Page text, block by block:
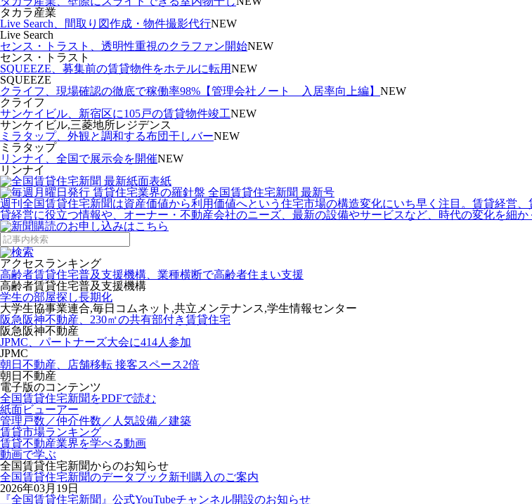
タカラ産業
Live Search、間取り図作成・物件撮影代行NEW
Live Search
センス・トラスト、透明性重視のクラファン開始NEW
センス・トラスト
SQUEEZE、募集前の賃貸物件をホテルに転用NEW
SQUEEZE
クライフ、現場確認の徹底で稼働率98%【管理会社ノート 入居率向上編】 NEW
クライフ
サンケイビル、新宿区に105戸の賃貸物件竣工NEW
サンケイビル,三菱地所レジデンス
ミラタップ、外観と調和する布団干しバーNEW
ミラタップ
リンナイ、全国で展示会を開催NEW
リンナイ
週刊全国賃貸住宅新聞は資産価値から利用価値へという住宅市場の構造変化にいち早く注目。賃貸経営
貸経営に役立つ情報や、オーナー・不動産会社のニーズ、最新の設備やサービスなど、時代の変化を細か
アクセスランキング
高齢者賃貸住宅普及支援機構、業種横断で高齢者住まい支援
高齢者賃貸住宅普及支援機構
学生の部屋探し長期化
大学生協事業連合,毎日コムネット,共立メンテナンス,学生情報センター
阪急阪神不動産、230㎡の共有部付き賃貸住宅
阪急阪神不動産
JPMC、パートナーズ大会に414人参加
JPMC
朝日不動産、店舗移転 接客スペース2倍
朝日不動産
電子版のコンテンツ
全国賃貸住宅新聞をPDFで読む
紙面ビューアー
管理戸数／仲介件数／人気設備／建築
賃貸市場ランキング
賃貸不動産業界を学べる動画
動画で学ぶ
全国賃貸住宅新聞からのお知らせ
全国賃貸住宅新聞のデータブック新刊購入のご案内
2026年03月19日
『全国賃貸住宅新聞』公式YouTubeチャンネル開設のお知らせ